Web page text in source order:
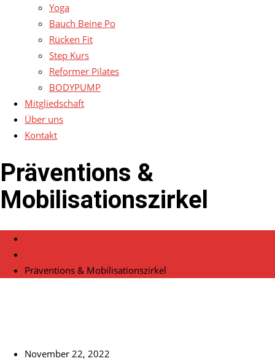
Yoga
Bauch Beine Po
Rücken Fit
Step Kurs
Reformer Pilates
BODYPUMP
Mitgliedschaft
Über uns
Kontakt
Präventions &
Mobilisationszirkel
Präventions & Mobilisationszirkel
November 22, 2022